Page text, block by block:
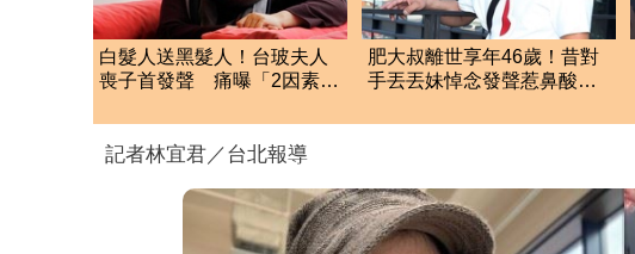
白髮人送黑髮人！台玻夫人
喪子首發聲 痛曝「2因素」
肥大叔離世享年46歲！昔對
手丟丟妹悼念發聲惹鼻酸：
記者林宜君／台北報導